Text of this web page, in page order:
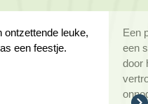
ontzettende leuke,
een feestje.
Een
een
door